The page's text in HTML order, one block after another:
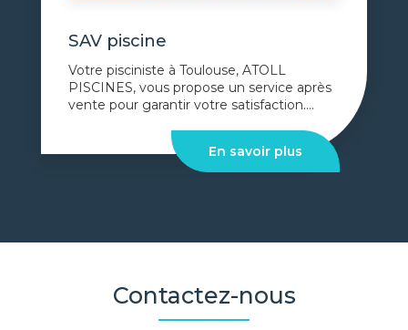
SAV piscine
Votre pisciniste à Toulouse, ATOLL
PISCINES, vous propose un service après
vente pour garantir votre satisfaction....
En savoir plus
Contactez-nous